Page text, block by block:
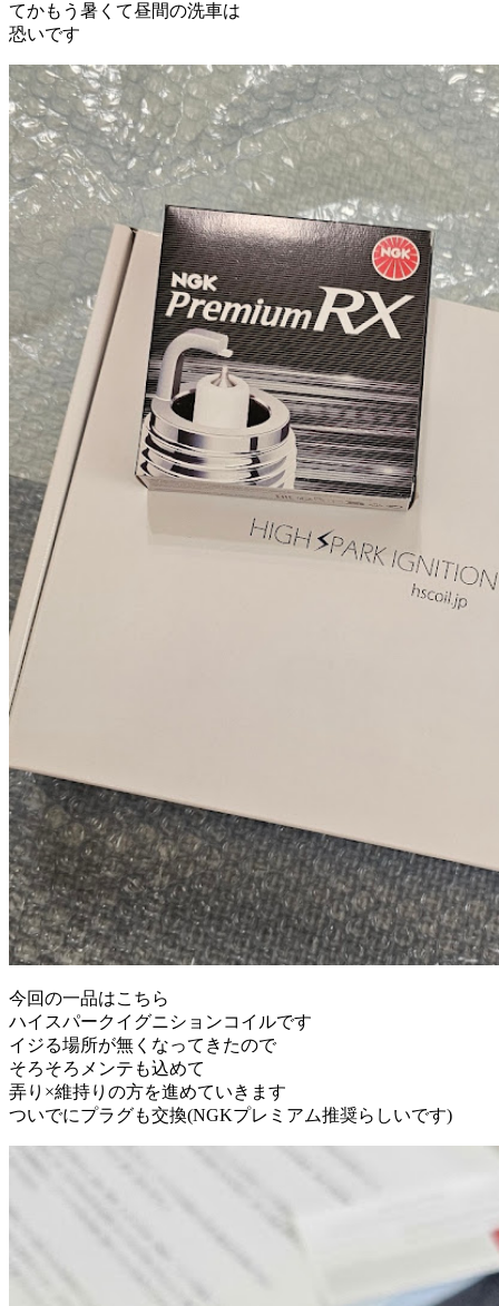
てかもう暑くて昼間の洗車は
恐いです
今回の一品はこちら
ハイスパークイグニションコイルです
イジる場所が無くなってきたので
そろそろメンテも込めて
弄り×維持りの方を進めていきます
ついでにプラグも交換(NGKプレミアム推奨らしいです)